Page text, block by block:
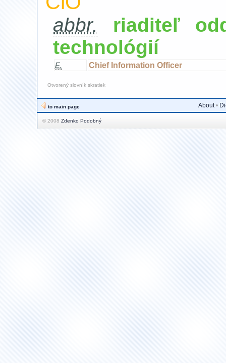
abbr.
riaditeľ
technológií
E. Chief Information Officer
Otvorený slovník skratiek
to main page About•
© 2008 Zdenko Podobný